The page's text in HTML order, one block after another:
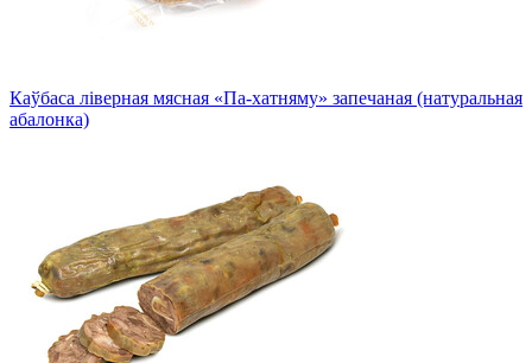
Каўбаса ліверная мясная «Па-хатняму» запечаная (натуральная
абалонка)